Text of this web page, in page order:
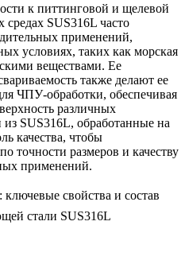
к питтинговой и щелевой
SUS316L часто
применений,
условиях, таких как морская
веществами. Ее
также делают ее
ЧПУ-обработки, обеспечивая
различных
из SUS316L, обработанные на
качества, чтобы
точности размеров и качеству
применений.
свойства и состав
стали SUS316L